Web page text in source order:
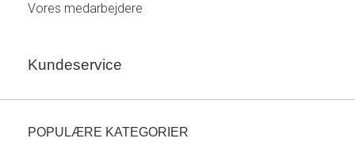
Vores medarbejdere
Kundeservice
POPULÆRE KATEGORIER